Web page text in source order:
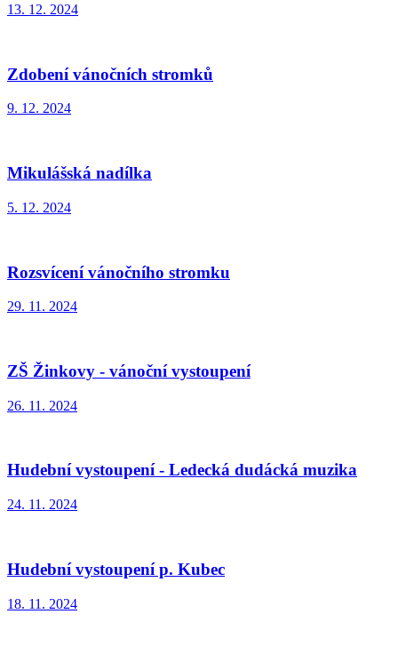
13. 12. 2024
Zdobení vánočních stromků
9. 12. 2024
Mikulášská nadílka
5. 12. 2024
Rozsvícení vánočního stromku
29. 11. 2024
ZŠ Žinkovy - vánoční vystoupení
26. 11. 2024
Hudební vystoupení - Ledecká dudácká muzika
24. 11. 2024
Hudební vystoupení p. Kubec
18. 11. 2024